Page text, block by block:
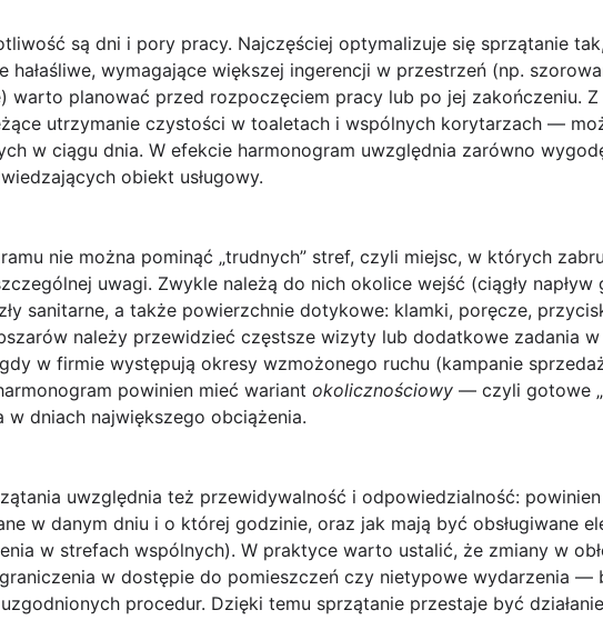
są dni i pory pracy. Najczęściej optymalizuje się sprzątanie
hałaśliwe, wymagające większej ingerencji w przestrzeń (np.
warto planować przed rozpoczęciem pracy lub po jej zakończeniu. Z
utrzymanie czystości w toaletach i wspólnych korytarzach —
w ciągu dnia. W efekcie harmonogram uwzględnia zarówno
obiekt usługowy.
nie można pominąć „trudnych” stref, czyli miejsc, w których
uwagi. Zwykle należą do nich okolice wejść (ciągły napływ
sanitarne, a także powierzchnie dotykowe: klamki, poręcze,
należy przewidzieć częstsze wizyty lub dodatkowe zadania
w firmie występują okresy wzmożonego ruchu (kampanie
powinien mieć wariant okolicznościowy — czyli gotowe
w dniach największego obciążenia.
uwzględnia też przewidywalność i odpowiedzialność:
w danym dniu i o której godzinie, oraz jak mają być obsługiwane
w strefach wspólnych). W praktyce warto ustalić, że zmiany w
w dostępie do pomieszczeń czy nietypowe wydarzenia —
procedur. Dzięki temu sprzątanie przestaje być